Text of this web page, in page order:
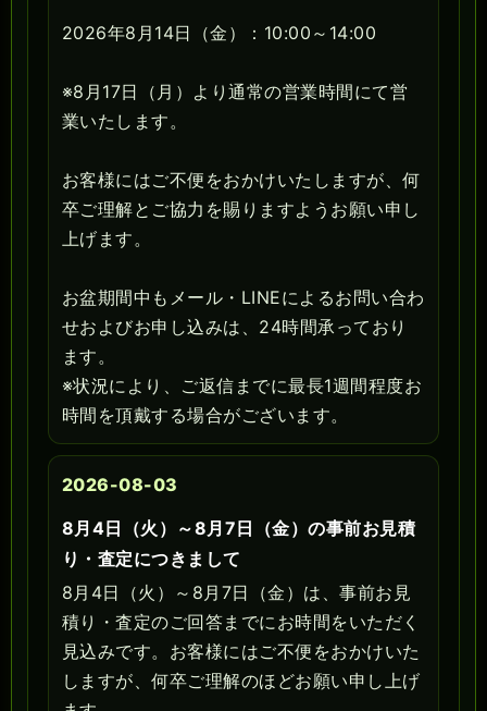
2026年8月14日（金）：10:00～14:00
※8月17日（月）より通常の営業時間にて営
業いたします。
お客様にはご不便をおかけいたしますが、何
卒ご理解とご協力を賜りますようお願い申し
上げます。
お盆期間中もメール・LINEによるお問い合わ
せおよびお申し込みは、24時間承っており
ます。
※状況により、ご返信までに最長1週間程度お
時間を頂戴する場合がございます。
2026-08-03
8月4日（火）～8月7日（金）の事前お見積
り・査定につきまして
8月4日（火）～8月7日（金）は、事前お見
積り・査定のご回答までにお時間をいただく
見込みです。お客様にはご不便をおかけいた
しますが、何卒ご理解のほどお願い申し上げ